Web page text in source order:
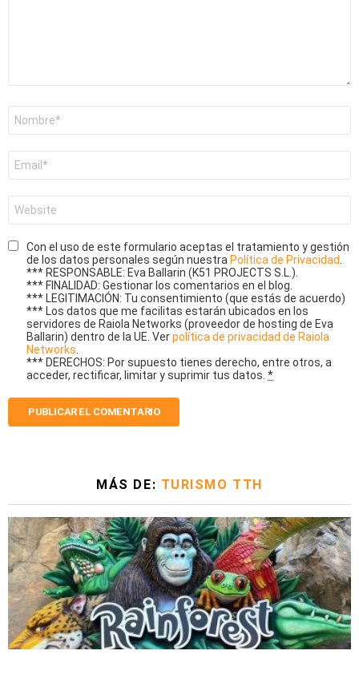
electrónico
*
Con el uso de este formulario aceptas el tratamiento y gestión
de los datos personales según nuestra Política de Privacidad.
*** RESPONSABLE: Eva Ballarin (K51 PROJECTS S.L.).
*** FINALIDAD: Gestionar los comentarios en el blog.
*** LEGITIMACIÓN: Tu consentimiento (que estás de acuerdo)
*** Los datos que me facilitas estarán ubicados en los
servidores de Raiola Networks (proveedor de hosting de Eva
Ballarin) dentro de la UE. Verpolítica de privacidad de Raiola
Networks.
*** DERECHOS: Por supuesto tienes derecho, entre otros, a
acceder, rectificar, limitar y suprimir tus datos. *
MÁS DE: TURISMO TTH